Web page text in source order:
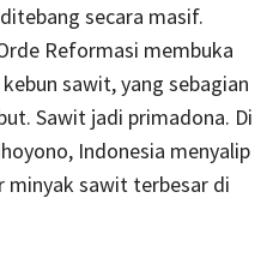
secara masif.
Reformasi membuka
sawit, yang sebagian
Sawit jadi primadona. Di
Indonesia menyalip
minyak sawit terbesar di